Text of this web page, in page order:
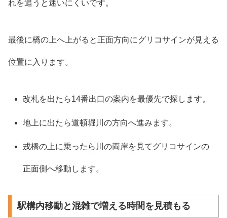
れを追うと迷いにくいです。
最後に橋の上へ上がると正面方向にグリコサインが見える
位置に入ります。
改札を出たら14番出口の案内を最優先で探します。
地上に出たら道頓堀川の方向へ進みます。
戎橋の上に乗ったら川の両岸を見てグリコサインの
正面側へ移動します。
駅構内移動と混雑で増える時間を見積もる